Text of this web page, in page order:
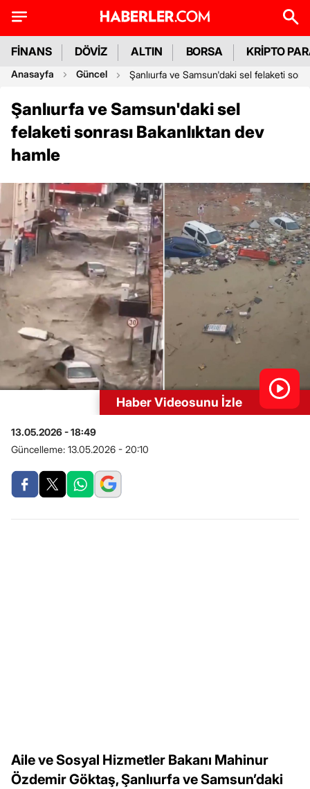
FİNANS DÖVİZ ALTIN BORSA KRİPTO
Anasayfa Güncel Şanlıurfa ve Samsun'daki sel felaketi
Şanlıurfa ve Samsun'daki sel
felaketi sonrası Bakanlıktan dev
hamle
Haber Videosunu İzle
13.05.2026 - 18:49
Güncelleme: 13.05.2026 - 20:10
Aile ve Sosyal Hizmetler Bakanı Mahinur
Özdemir Göktaş, Şanlıurfa ve Samsun’daki